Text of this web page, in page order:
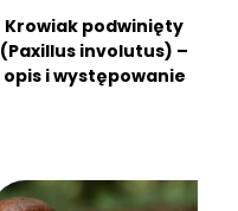
Krowiak podwinięty
(Paxillus involutus) –
opis i występowanie